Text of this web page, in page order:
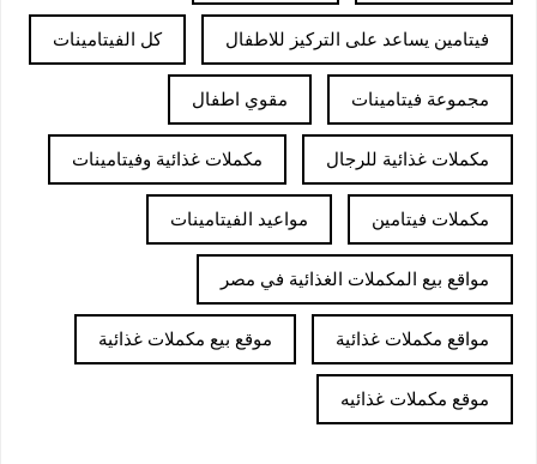
فيتامين يساعد على التركيز للاطفال كل الفيتامينات
مجموعة فيتامينات مقوي اطفال
مكملات غذائية للرجال مكملات غذائية وفيتامينات
مكملات فيتامين مواعيد الفيتامينات
مواقع بيع المكملات الغذائية في مصر
مواقع مكملات غذائية موقع بيع مكملات غذائية
موقع مكملات غذائيه